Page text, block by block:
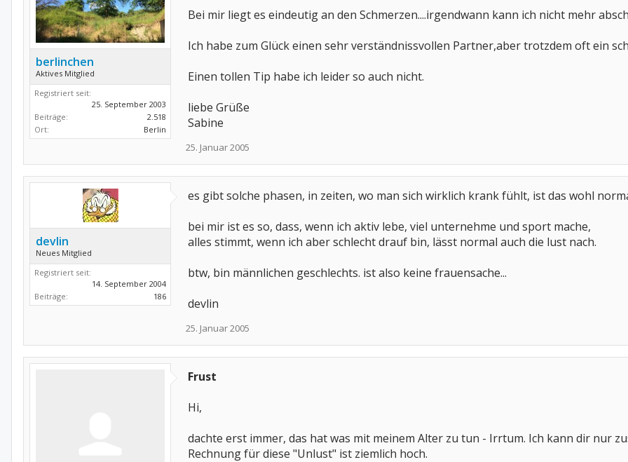
berlinchen
Aktives Mitglied
Registriert seit:
25. September 2003
Beiträge:
2.518
Ort:
Berlin
Bei mir liegt es eindeutig an den Schmerzen....irgendwann kann ich nicht mehr
Ich habe zum Glück einen sehr verständnissvollen Partner,aber trotzdem oft ein
Einen tollen Tip habe ich leider so auch nicht.
liebe Grüße
Sabine
25. Januar 2005
devlin
Neues Mitglied
Registriert seit:
14. September 2004
Beiträge:
186
es gibt solche phasen, in zeiten, wo man sich wirklich krank fühlt, ist das wohl
bei mir ist es so, dass, wenn ich aktiv lebe, viel unternehme und sport mache,
alles stimmt, wenn ich aber schlecht drauf bin, lässt normal auch die lust nach.
btw, bin männlichen geschlechts. ist also keine frauensache...
devlin
25. Januar 2005
Frust
Hi,
dachte erst immer, das hat was mit meinem Alter zu tun - Irrtum. Ich kann dir nur
Rechnung für diese "Unlust" ist ziemlich hoch.